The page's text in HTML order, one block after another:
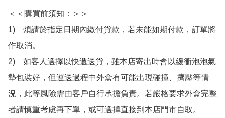
＜＜購買前須知：＞＞
1)　煩請於指定日期內繳付貨款，若未能如期付款，訂單將
作取消。
2)　如客人選擇以快遞送貨，雖本店寄出時會以緩衝泡泡氣
墊包裝好，但運送過程中外盒有可能出現碰撞、擠壓等情
況，此等風險需由客戶自行承擔負責。若嚴格要求外盒完整
者請慎重考慮再下單，或可選擇直接到本店門市自取。